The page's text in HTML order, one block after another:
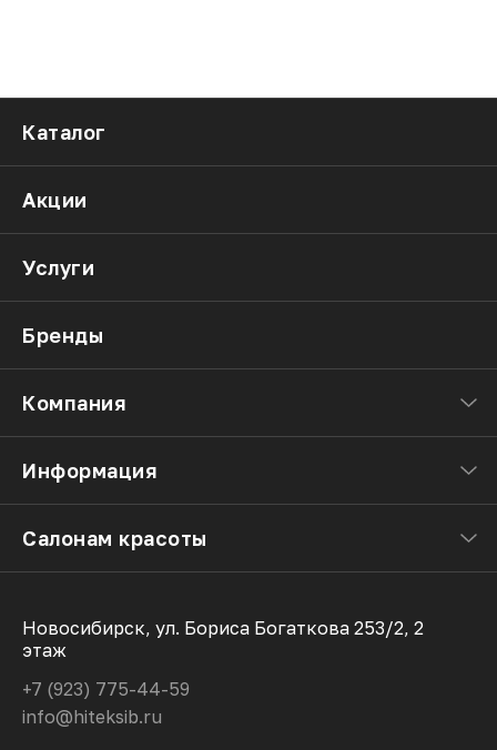
Каталог
Акции
Услуги
Бренды
Компания
Информация
Салонам красоты
Новосибирск, ул. Бориса Богаткова 253/2, 2
этаж
+7 (923) 775-44-59
info@hiteksib.ru